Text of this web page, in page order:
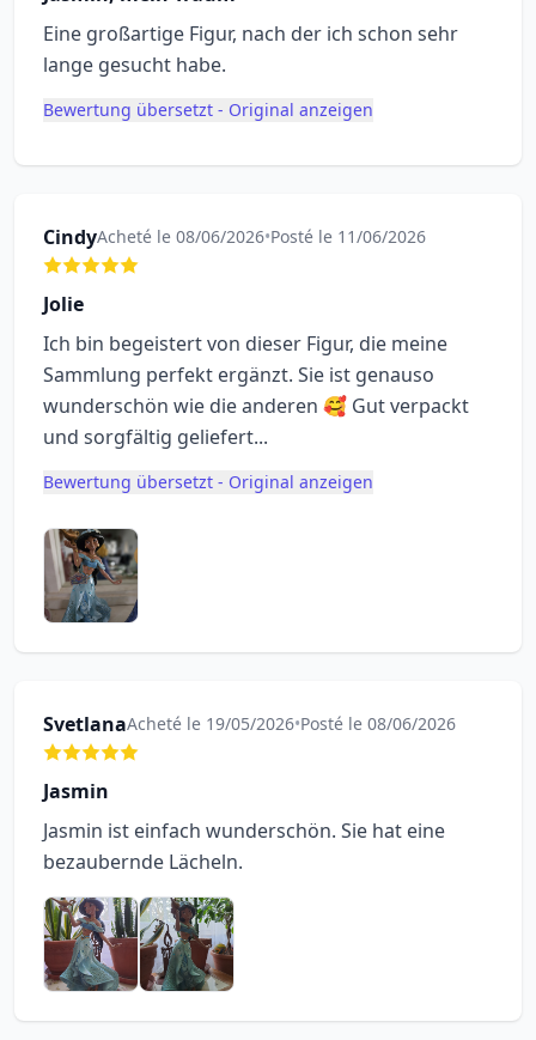
Eine großartige Figur, nach der ich schon sehr
lange gesucht habe.
Bewertung übersetzt - Original anzeigen
CindyAcheté le 08/06/2026•Posté le 11/06/2026
Jolie
Ich bin begeistert von dieser Figur, die meine
Sammlung perfekt ergänzt. Sie ist genauso
wunderschön wie die anderen 🥰 Gut verpackt
und sorgfältig geliefert...
Bewertung übersetzt - Original anzeigen
SvetlanaAcheté le 19/05/2026•Posté le 08/06/2026
Jasmin
Jasmin ist einfach wunderschön. Sie hat eine
bezaubernde Lächeln.